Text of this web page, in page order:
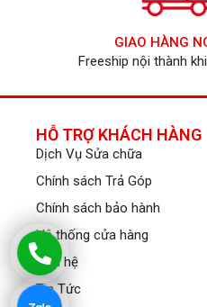
GIAO HÀNG
Freeship nội thành
HỖ TRỢ KHÁCH HÀNG
Dịch Vụ Sửa chữa
Chính sách Trả Góp
Chính sách bảo hành
Hệ thống cửa hàng
Liên hệ
Tin Tức